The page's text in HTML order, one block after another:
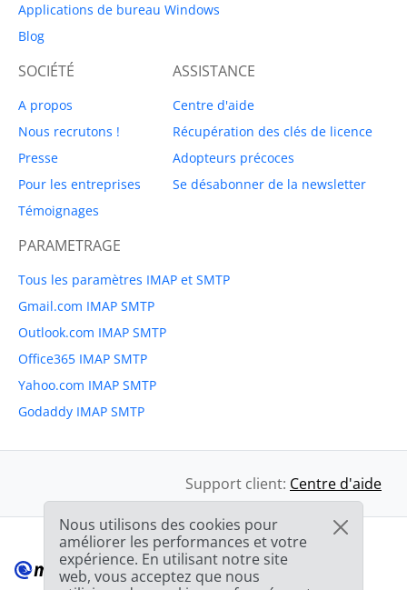
Applications de bureau Windows
Blog
SOCIÉTÉ
A propos
Nous recrutons !
Presse
Pour les entreprises
Témoignages
ASSISTANCE
Centre d'aide
Récupération des clés de licence
Adopteurs précoces
Se désabonner de la newsletter
PARAMETRAGE
Tous les paramètres IMAP et SMTP
Gmail.com IMAP SMTP
Outlook.com IMAP SMTP
Office365 IMAP SMTP
Yahoo.com IMAP SMTP
Godaddy IMAP SMTP
Support client: Centre d'aide
Nous utilisons des cookies pour
améliorer les performances et votre
expérience. En utilisant notre site
web, vous acceptez que nous